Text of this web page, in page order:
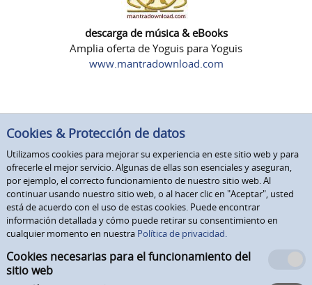
descarga de música & eBooks
Amplia oferta de Yoguis para Yoguis
www.mantradownload.com
Cookies & Protección de datos
Utilizamos cookies para mejorar su experiencia en este sitio web y para
ofrecerle el mejor servicio. Algunas de ellas son esenciales y aseguran,
por ejemplo, el correcto funcionamiento de nuestro sitio web. Al
continuar usando nuestro sitio web, o al hacer clic en "Aceptar", usted
está de acuerdo con el uso de estas cookies. Puede encontrar
información detallada y cómo puede retirar su consentimiento en
cualquier momento en nuestra Política de privacidad.
Cookies necesarias para el funcionamiento del
sitio web